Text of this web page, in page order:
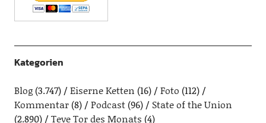
Kategorien
Blog(3.747) Eiserne Ketten (16) Foto (112)
Kommentar(8) Podcast(96)
State of the Union
(2.890)
Teve Tor des Monats (4)